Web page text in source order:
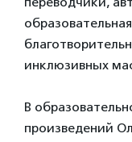
инклюзивных
В
произведений